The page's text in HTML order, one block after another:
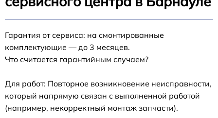
Гарантия от сервиса: на смонтированные
комплектующие — до 3 месяцев.
Что считается гарантийным случаем?
Для работ: Повторное возникновение неисправности,
который напрямую связан с выполненной работой
(например, некорректный монтаж запчасти).